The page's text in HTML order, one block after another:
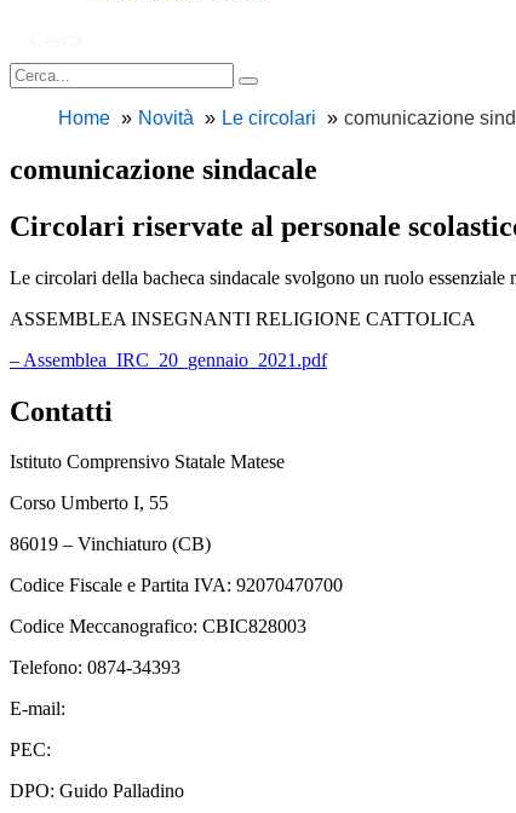
Home Novità Le circolari comunicazione
comunicazione sindacale
Circolari riservate al personale
Le circolari della bacheca sindacale svolgono un ruolo
ASSEMBLEA INSEGNANTI RELIGIONE CATTOLICA
– Assemblea_IRC_20_gennaio_2021.pdf
Contatti
Istituto Comprensivo Statale Matese
Corso Umberto I, 55
86019 – Vinchiaturo (CB)
Codice Fiscale e Partita IVA: 92070470700
Codice Meccanografico: CBIC828003
Telefono: 0874-34393
E-mail:
PEC:
DPO: Guido Palladino